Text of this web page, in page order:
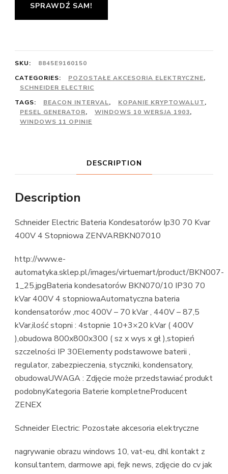
SPRAWDŹ SAM!
SKU:
8845E9160150
CATEGORIES:
POZOSTAŁE AKCESORIA ELEKTRYCZNE,
SCHNEIDER ELECTRIC
TAGS:
BEACON INTERVAL, KOPANIE KRYPTOWALUT,
PESEL GENERATOR, WINDOWS 10 WERSJA 1903,
WINDOWS 11 OPINIE
DESCRIPTION
Description
Schneider Electric Bateria Kondesatorów Ip30 70 Kvar
400V 4 Stopniowa ZENVARBKN07010
http://www.e-
automatyka.sklep.pl/images/virtuemart/product/BKN007-
1_25.jpgBateria kondesatorów BKN070/10 IP30 70
kVar 400V 4 stopniowaAutomatyczna bateria
kondensatorów ,moc 400V – 70 kVar , 440V – 87,5
kVar,ilość stopni : 4stopnie 10+3×20 kVar ( 400V
),obudowa 800x800x300 ( sz x wys x gł ),stopień
szczelności IP 30Elementy podstawowe baterii ,
regulator, zabezpieczenia, styczniki, kondensatory,
obudowaUWAGA : Zdjęcie może przedstawiać produkt
podobnyKategoria Baterie kompletneProducent
ZENEX
Schneider Electric: Pozostałe akcesoria elektryczne
nagrywanie obrazu windows 10, vat-eu, dhl kontakt z
konsultantem, darmowe api, fejk news, zdjęcie do cv jak